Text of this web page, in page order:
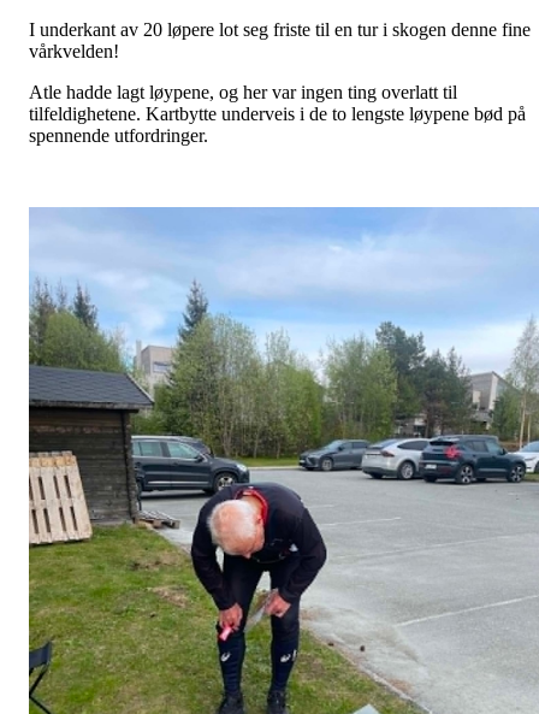
I underkant av 20 løpere lot seg friste til en tur i skogen denne fine
vårkvelden!
Atle hadde lagt løypene, og her var ingen ting overlatt til
tilfeldighetene. Kartbytte underveis i de to lengste løypene bød på
spennende utfordringer.